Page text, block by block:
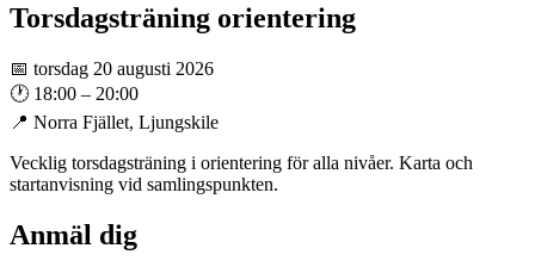
Torsdagsträning orientering
📅 torsdag 20 augusti 2026
🕐 18:00 – 20:00
📍 Norra Fjället, Ljungskile
Vecklig torsdagsträning i orientering för alla nivåer. Karta och
startanvisning vid samlingspunkten.
Anmäl dig